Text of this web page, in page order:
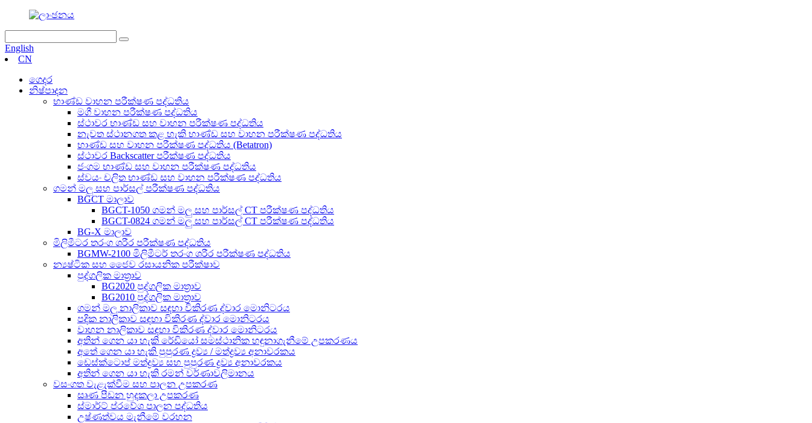
English
CN
ගෙදර
නිෂ්පාදන
භාණ්ඩ වාහන පරීක්ෂණ පද්ධතිය
මගී වාහන පරීක්ෂණ පද්ධතිය
ස්ථාවර භාණ්ඩ සහ වාහන පරීක්ෂණ පද්ධතිය
නැවත ස්ථානගත කළ හැකි භාණ්ඩ සහ වාහන පරීක්ෂණ පද්ධතිය
භාණ්ඩ සහ වාහන පරීක්ෂණ පද්ධතිය (Betatron)
ස්ථාවර Backscatter පරීක්ෂණ පද්ධතිය
ජංගම භාණ්ඩ සහ වාහන පරීක්ෂණ පද්ධතිය
ස්වයං චලිත භාණ්ඩ සහ වාහන පරීක්ෂණ පද්ධතිය
ගමන් මලු සහ පාර්සල් පරීක්ෂණ පද්ධතිය
BGCT මාලාව
BGCT-1050 ගමන් මලු සහ පාර්සල් CT පරීක්ෂණ පද්ධතිය
BGCT-0824 ගමන් මලු සහ පාර්සල් CT පරීක්ෂණ පද්ධතිය
BG-X මාලාව
මිලිමීටර තරංග ශරීර පරීක්ෂණ පද්ධතිය
BGMW-2100 මිලිමීටර් තරංග ශරීර පරීක්ෂණ පද්ධතිය
න්‍යෂ්ටික සහ ජෛව රසායනික පරීක්ෂාව
පුද්ගලික මාත්‍රාව
BG2020 පුද්ගලික මාත්‍රාව
BG2010 පුද්ගලික මාත්‍රාව
ගමන් මලු නාලිකාව සඳහා විකිරණ ද්වාර මොනිටරය
පදික නාලිකාව සඳහා විකිරණ ද්වාර මොනිටරය
වාහන නාලිකාව සඳහා විකිරණ ද්වාර මොනිටරය
අතින් ගෙන යා හැකි රේඩියෝ සමස්ථානික හඳුනාගැනීමේ උපකරණය
අතේ ගෙන යා හැකි පුපුරණ ද්‍රව්‍ය / මත්ද්‍රව්‍ය අනාවරකය
ඩෙස්ක්ටොප් මත්ද්‍රව්‍ය සහ පුපුරණ ද්‍රව්‍ය අනාවරකය
අතින් ගෙන යා හැකි රමන් වර්ණාවලිමානය
වසංගත වැළැක්වීම සහ පාලන උපකරණ
සෘණ පීඩන හුදකලා උපකරණ
ස්මාර්ට් ප්රවේශ පාලන පද්ධතිය
උෂ්ණත්වය මැනීමේ වරහන